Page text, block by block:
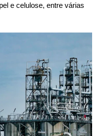
e celulose, entre várias